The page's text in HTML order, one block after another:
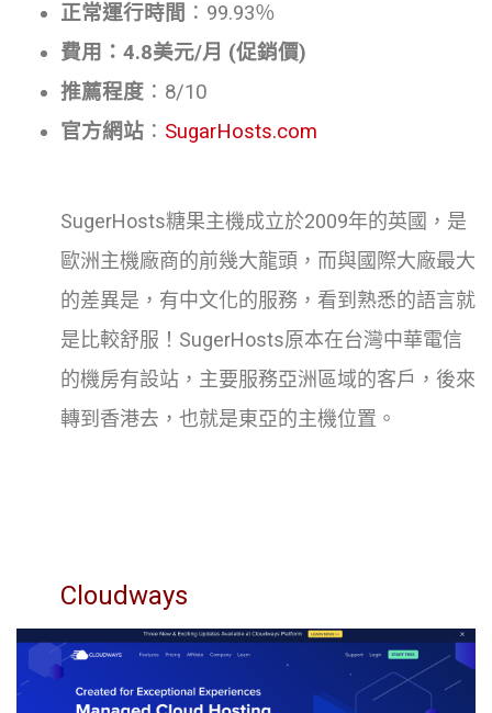
正常運行時間 ：99.93％
費用：4.8美元/月 (促銷價)
推薦程度 ：8/10
官方網站 ： SugarHosts.com
SugerHosts糖果主機成立於2009年的英國，是
歐洲主機廠商的前幾大龍頭，而與國際大廠最大
的差異是，有中文化的服務，看到熟悉的語言就
是比較舒服！SugerHosts原本在台灣中華電信
的機房有設站，主要服務亞洲區域的客戶，後來
轉到香港去，也就是東亞的主機位置。
Cloudways